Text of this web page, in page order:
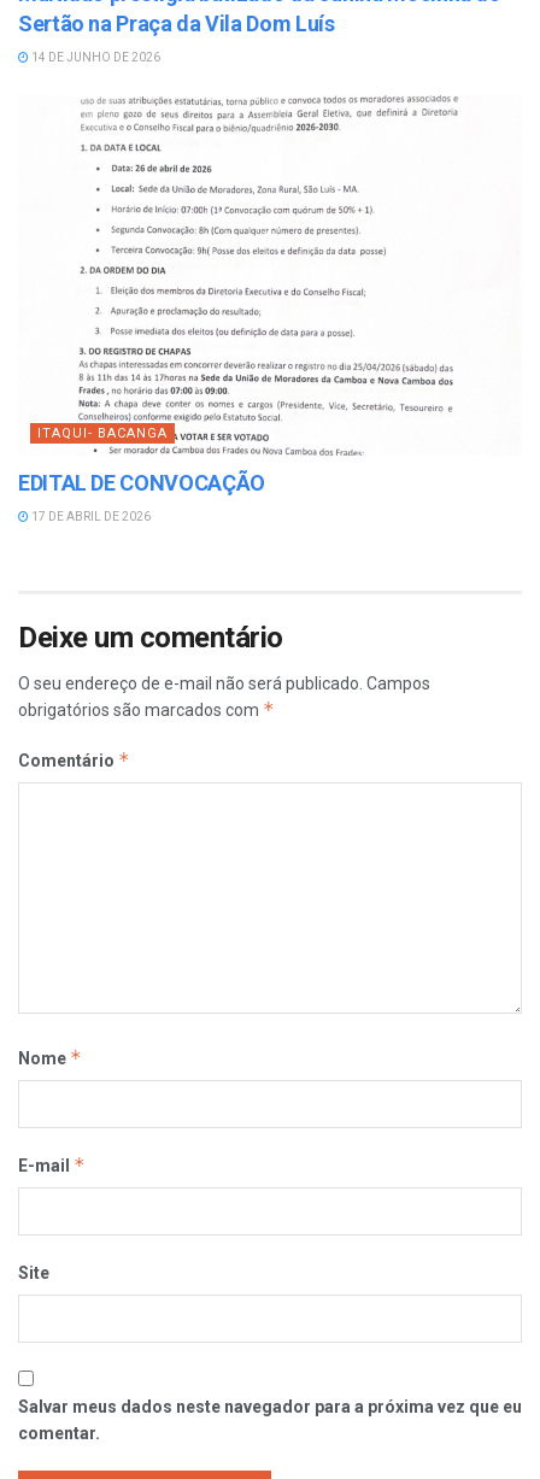
Sertão na Praça da Vila Dom Luís
14 DE JUNHO DE 2026
ITAQUI- BACANGA
EDITAL DE CONVOCAÇÃO
17 DE ABRIL DE 2026
Deixe um comentário
O seu endereço de e-mail não será publicado. Campos
obrigatórios são marcados com *
Comentário *
Nome *
E-mail *
Site
Salvar meus dados neste navegador para a próxima vez que eu
comentar.